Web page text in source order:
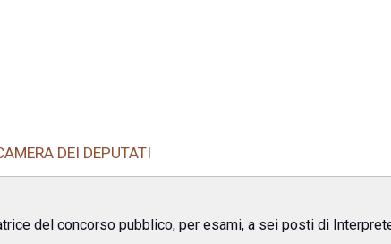
DEI DEPUTATI
del concorso pubblico, per esami, a sei posti di